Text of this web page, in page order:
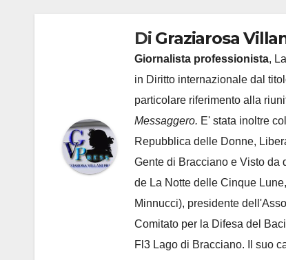
Di Graziarosa
Giornalista professionista,
in Diritto internazionale dal
particolare riferimento alla
Messaggero. E' stata inoltre
Repubblica delle Donne,
Gente di Bracciano e Visto da
de La Notte delle Cinque
Minnucci), presidente dell'
Comitato per la Difesa del
Fl3 Lago di Bracciano. Il suo